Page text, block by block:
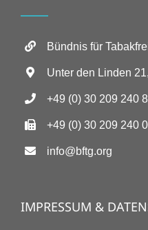
Bündnis für
Unter den Linden
+49 (0) 30 209 240
+49 (0) 30 209 240
info@bftg.org
IMPRESSUM &